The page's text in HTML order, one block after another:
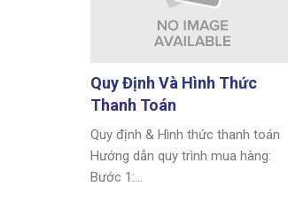
Quy Định Và Hình Thức
Thanh Toán
Quy định & Hình thức thanh toán
Hướng dẫn quy trình mua hàng:
Bước 1:...